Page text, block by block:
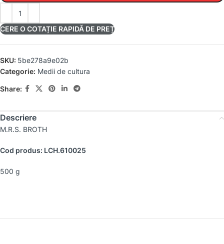
CERE O COTAȚIE RAPIDĂ DE PREȚ
SKU: 5be278a9e02b
Categorie: Medii de cultura
Share:
Descriere
M.R.S. BROTH
Cod produs: LCH.610025
500 g